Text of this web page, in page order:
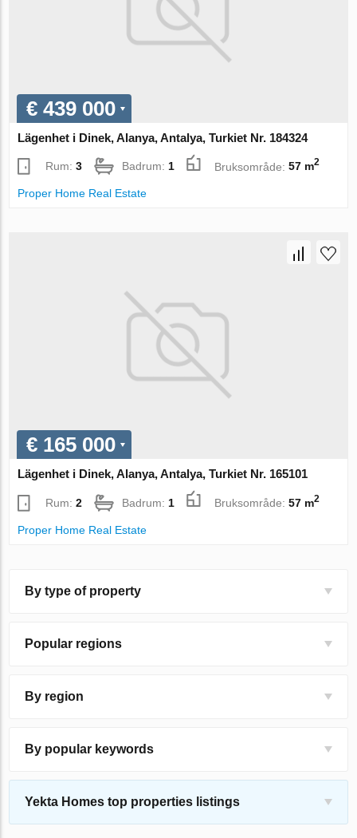
€ 439 000
Lägenhet i Dinek, Alanya, Antalya, Turkiet Nr. 184324
Rum:3 Badrum:1 Bruksområde:57 m2
Proper Home Real Estate
€ 165 000
Lägenhet i Dinek, Alanya, Antalya, Turkiet Nr. 165101
Rum:2 Badrum: 1 Bruksområde:57 m2
Proper Home Real Estate
By type of property
Popular regions
By region
By popular keywords
Yekta Homes top properties listings